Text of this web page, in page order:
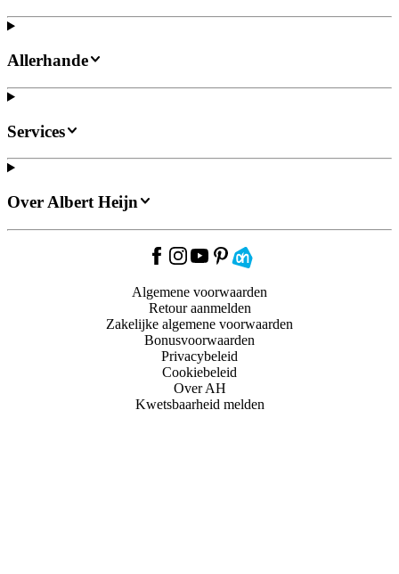
Allerhande
Services
Over Albert Heijn
Algemene voorwaarden
Retour aanmelden
Zakelijke algemene voorwaarden
Bonusvoorwaarden
Privacybeleid
Cookiebeleid
Over AH
Kwetsbaarheid melden